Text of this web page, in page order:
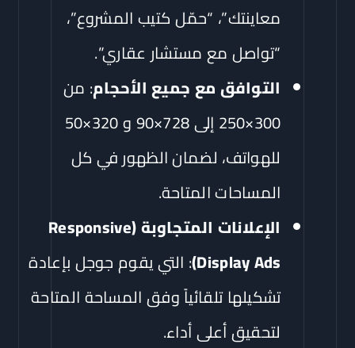
معاينتك”، “حمّل كتيب المشروع”،
“تواصل مع مستشار عقاري”.
التوافق مع جميع الأحجام: من
300×250 إلى 728×90 و 320×50
للهواتف، لضمان الظهور في كل
المساحات المتاحة.
الإعلانات المتجاوبة (Responsive
Display Ads): التي يقوم جوجل بإعادة
تشكيلها تلقائياً وفق المساحة المتاحة
لتحقيق أعلى أداء.